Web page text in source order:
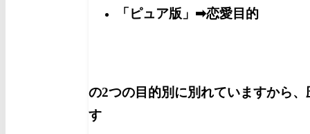
「ピュア版」➡恋愛目的
の2つの目的別に別れていますから
す